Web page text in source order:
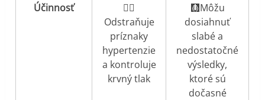
Účinnosť
👍🏼
Odstraňuje
príznaky
hypertenzie
a kontroluje
krvný tlak
🩻Môžu
dosiahnuť
slabé a
nedostatočné
výsledky,
ktoré sú
dočasné